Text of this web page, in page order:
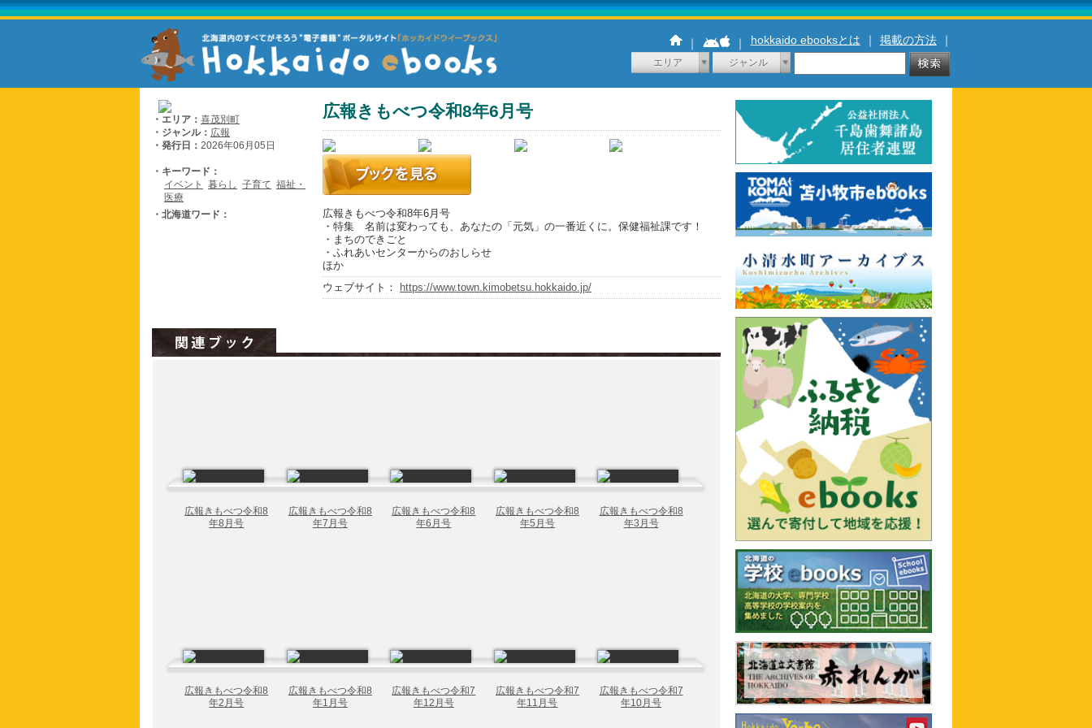
｜ ｜ hokkaido ebooksとは ｜ 掲載の方法 ｜
エリア ジャンル
・エリア： 喜茂別町
・ジャンル： 広報
・発行日： 2026年06月05日
・キーワード：
イベント
暮らし 子育て 福祉・
医療
・北海道ワード：
広報きもべつ令和8年6月号
広報きもべつ令和8年6月号
・特集 名前は変わっても、あなたの「元気」の一番近くに。保健福祉課です！
・まちのできごと
・ふれあいセンターからのおしらせ
ほか
ウェブサイト： https://www.town.kimobetsu.hokkaido.jp/
広報きもべつ令和8
年8月号
広報きもべつ令和8
年7月号
広報きもべつ令和8
年6月号
広報きもべつ令和8
年5月号
広報きもべつ令和8
年3月号
広報きもべつ令和8
年2月号
広報きもべつ令和8
年1月号
広報きもべつ令和7
年12月号
広報きもべつ令和7
年11月号
広報きもべつ令和7
年10月号